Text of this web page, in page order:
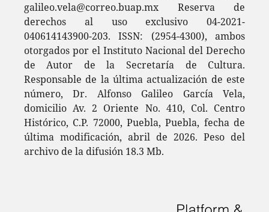
galileo.vela@correo.buap.mx Reserva de
derechos al uso exclusivo 04-2021-
040614143900-203. ISSN: (2954-4300), ambos
otorgados por el Instituto Nacional del Derecho
de Autor de la Secretaría de Cultura.
Responsable de la última actualización de este
número, Dr. Alfonso Galileo García Vela,
domicilio Av. 2 Oriente No. 410, Col. Centro
Histórico, C.P. 72000, Puebla, Puebla, fecha de
última modificación, abril de 2026. Peso del
archivo de la difusión 18.3 Mb.